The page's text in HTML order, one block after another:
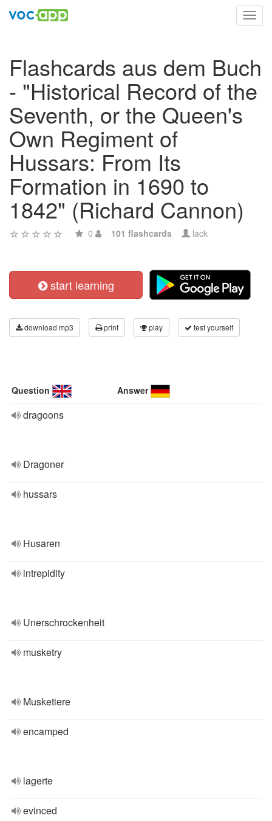
Flashcards aus dem Buch
- "Historical Record of the
Seventh, or the Queen's
Own Regiment of
Hussars: From Its
Formation in 1690 to
1842" (Richard Cannon)
0 101 flashcards lack
start learning
download mp3 print play test yourself
Question Answer
dragoons
Dragoner
hussars
Husaren
intrepidity
Unerschrockenheit
musketry
Musketiere
encamped
lagerte
evinced